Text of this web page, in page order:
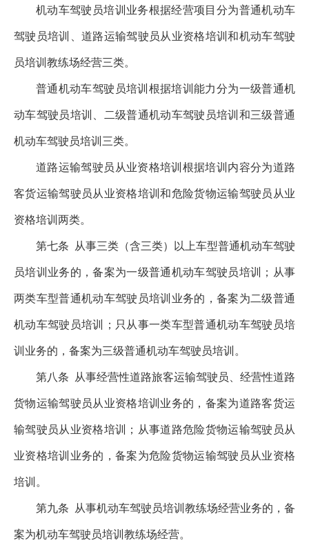
机动车驾驶员培训业务根据经营项目分为普通机动车
驾驶员培训、道路运输驾驶员从业资格培训和机动车驾驶
员培训教练场经营三类。
普通机动车驾驶员培训根据培训能力分为一级普通机
动车驾驶员培训、二级普通机动车驾驶员培训和三级普通
机动车驾驶员培训三类。
道路运输驾驶员从业资格培训根据培训内容分为道路
客货运输驾驶员从业资格培训和危险货物运输驾驶员从业
资格培训两类。
第七条 从事三类（含三类）以上车型普通机动车驾驶
员培训业务的，备案为一级普通机动车驾驶员培训；从事
两类车型普通机动车驾驶员培训业务的，备案为二级普通
机动车驾驶员培训；只从事一类车型普通机动车驾驶员培
训业务的，备案为三级普通机动车驾驶员培训。
第八条 从事经营性道路旅客运输驾驶员、经营性道路
货物运输驾驶员从业资格培训业务的，备案为道路客货运
输驾驶员从业资格培训；从事道路危险货物运输驾驶员从
业资格培训业务的，备案为危险货物运输驾驶员从业资格
培训。
第九条 从事机动车驾驶员培训教练场经营业务的，备
案为机动车驾驶员培训教练场经营。